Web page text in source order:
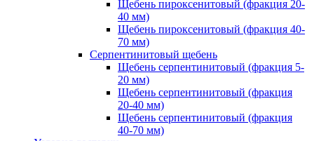
Щебень пироксенитовый (фракция 20-
40 мм)
Щебень пироксенитовый (фракция 40-
70 мм)
Серпентинитовый щебень
Щебень серпентинитовый (фракция 5-
20 мм)
Щебень серпентинитовый (фракция
20-40 мм)
Щебень серпентинитовый (фракция
40-70 мм)